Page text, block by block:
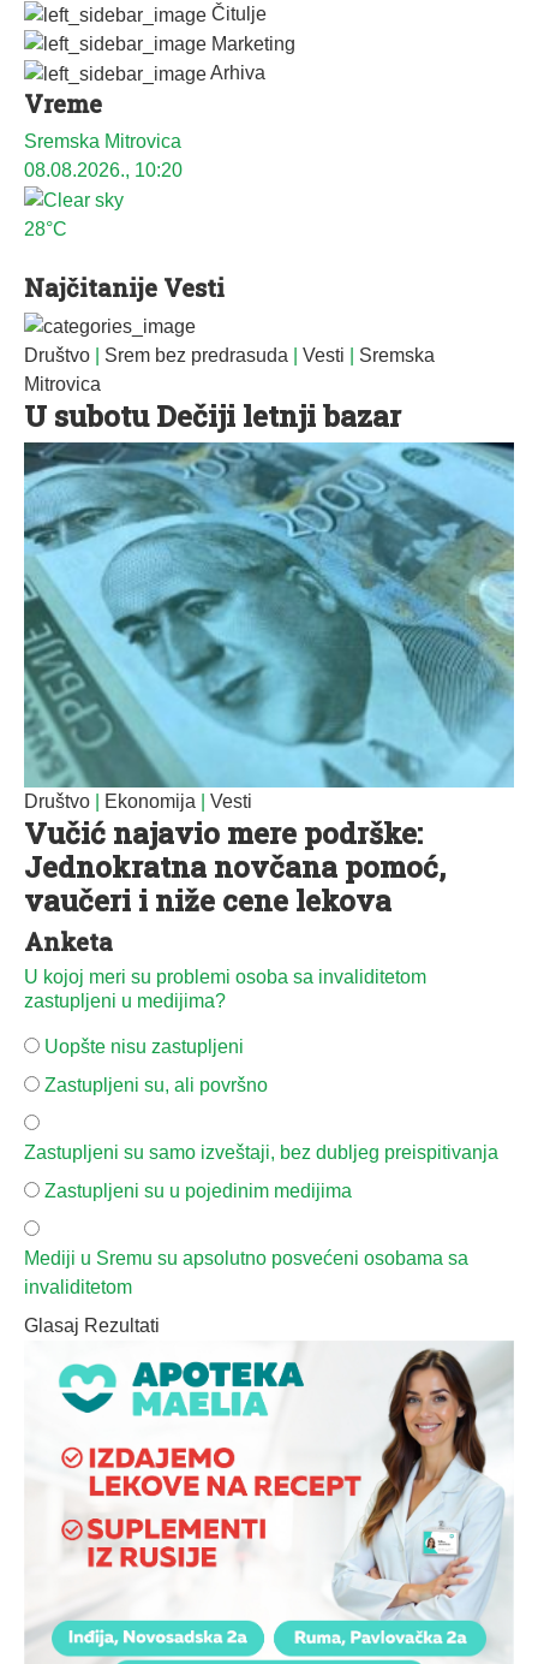
Čitulje
Marketing
Arhiva
Vreme
Sremska Mitrovica
08.08.2026., 10:20
28°C
Najčitanije Vesti
Društvo Srem bez predrasuda Vesti
Sremska
Mitrovica
U subotu Dečiji letnji bazar
Društvo Ekonomija Vesti
Vučić najavio mere podrške:
Jednokratna novčana pomoć,
vaučeri i niže cene lekova
Anketa
U kojoj meri su problemi osoba sa invaliditetom
zastupljeni u medijima?
Uopšte nisu zastupljeni
Zastupljeni su, ali površno
Zastupljeni su samo izveštaji, bez dubljeg preispitivanja
Zastupljeni su u pojedinim medijima
Mediji u Sremu su apsolutno posvećeni osobama sa
invaliditetom
Glasaj Rezultati